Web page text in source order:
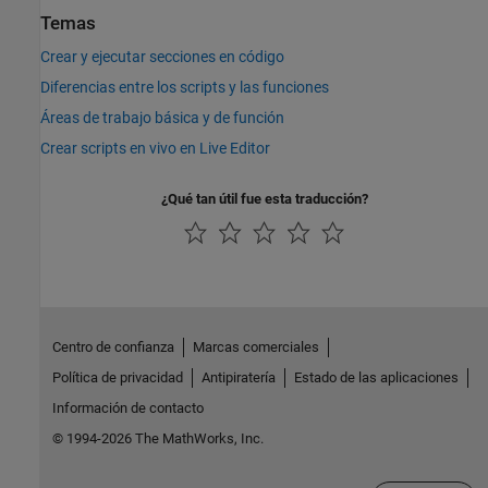
Temas
Crear y ejecutar secciones en código
Diferencias entre los scripts y las funciones
Áreas de trabajo básica y de función
Crear scripts en vivo en Live Editor
¿Qué tan útil fue esta traducción?
Centro de confianza
Marcas comerciales
Política de privacidad
Antipiratería
Estado de las aplicaciones
Información de contacto
© 1994-2026 The MathWorks, Inc.